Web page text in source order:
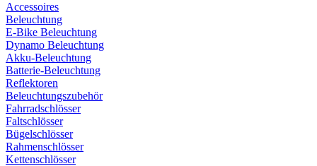
Accessoires
Beleuchtung
E-Bike Beleuchtung
Dynamo Beleuchtung
Akku-Beleuchtung
Batterie-Beleuchtung
Reflektoren
Beleuchtungszubehör
Fahrradschlösser
Faltschlösser
Bügelschlösser
Rahmenschlösser
Kettenschlösser